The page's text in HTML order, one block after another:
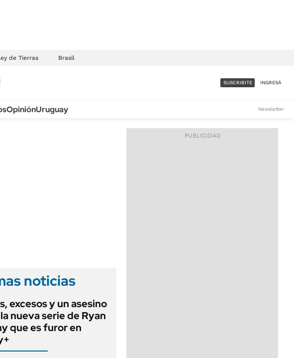
de Tierras Brasil
ACCESO FULL - $1.800/MES
SUSCRIBITE INGRESÁ
OpiniónUruguay Newsletter
noticias
excesos y un asesino
nueva serie de Ryan
que es furor en